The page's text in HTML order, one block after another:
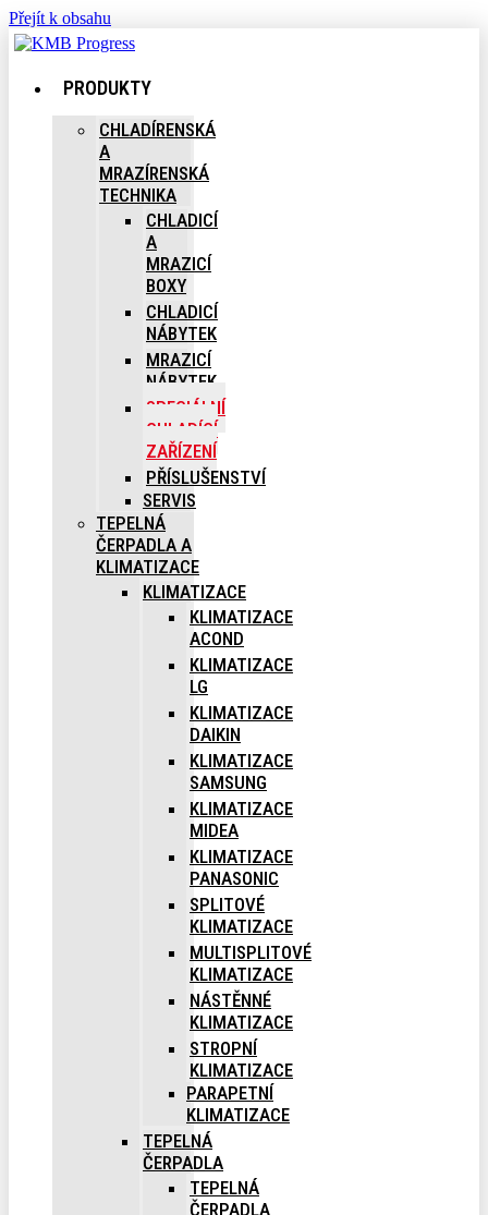
Přejít k obsahu
PRODUKTY
CHLADÍRENSKÁ
A
MRAZÍRENSKÁ
TECHNIKA
CHLADICÍ
A
MRAZICÍ
BOXY
CHLADICÍ
NÁBYTEK
MRAZICÍ
NÁBYTEK
SPECIÁLNÍ
CHLADÍCÍ
ZAŘÍZENÍ
PŘÍSLUŠENSTVÍ
SERVIS
TEPELNÁ
ČERPADLA A
KLIMATIZACE
KLIMATIZACE
KLIMATIZACE
ACOND
KLIMATIZACE
LG
KLIMATIZACE
DAIKIN
KLIMATIZACE
SAMSUNG
KLIMATIZACE
MIDEA
KLIMATIZACE
PANASONIC
SPLITOVÉ
KLIMATIZACE
MULTISPLITOVÉ
KLIMATIZACE
NÁSTĚNNÉ
KLIMATIZACE
STROPNÍ
KLIMATIZACE
PARAPETNÍ
KLIMATIZACE
TEPELNÁ
ČERPADLA
TEPELNÁ
ČERPADLA